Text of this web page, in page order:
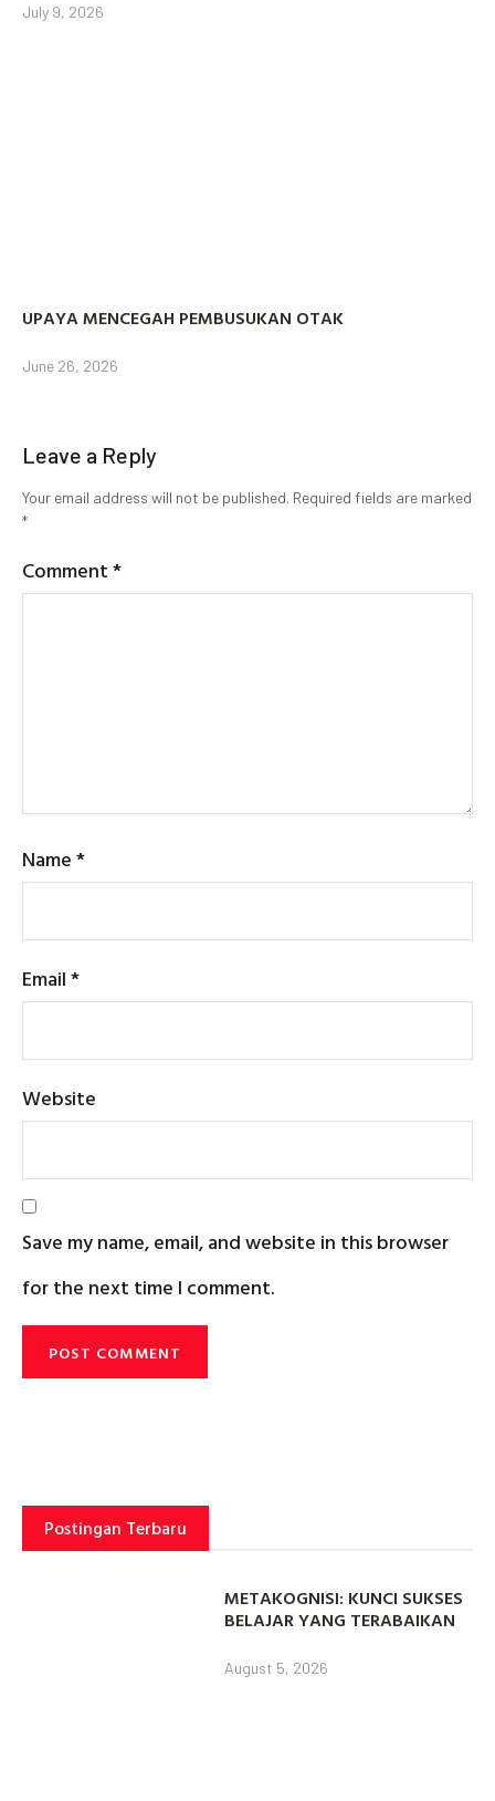
July 9, 2026
UPAYA MENCEGAH PEMBUSUKAN OTAK
June 26, 2026
Leave a Reply
Your email address will not be published. Required fields are marked
*
Comment*
Name*
Email*
Website
Save my name, email, and website in this browser
for the next time I comment.
Postingan Terbaru
METAKOGNISI: KUNCI SUKSES
BELAJAR YANG TERABAIKAN
August 5, 2026